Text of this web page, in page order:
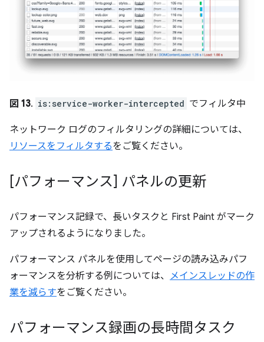
図 13. is:service-worker-intercepted でフィルタ中
ネットワーク ログのフィルタリングの詳細については、
リソースをフィルタするをご覧ください。
[パフォーマンス] パネルの更新
パフォーマンス記録で、長いタスクと First Paint がマーク
アップされるようになりました。
パフォーマンス パネルを使用してページの読み込みパフ
ォーマンスを分析する例については、 メインスレッドの作
業を減らすをご覧ください。
パフォーマンス録画の長時間タスク